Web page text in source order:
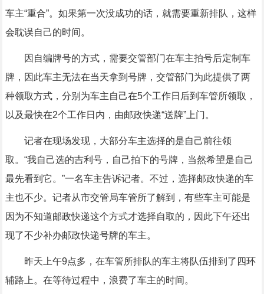
车主“重合”。如果第一次没成功的话，就需要重新排队，这样
会耽误自己的时间。
因自编牌号的方式，需要交管部门在车主拍号后定制车
牌，因此车主无法在当天拿到号牌，交管部门为此提供了两
种领取方式，分别为车主自己在5个工作日后到车管所领取，
以及最快在2个工作日内，由邮政快递“送牌”上门。
记者在现场发现，大部分车主选择的是自己前往领
取。“我自己选的吉利号，自己拍下的号牌，当然希望是自己
最先看到它。”一名车主告诉记者。不过，选择邮政快递的车
主也不少。记者从市交管局车管所了解到，有些车主可能是
因为不知道邮政快递这个方式才选择自取的，因此下午还出
现了不少补办邮政快递号牌的车主。
昨天上午9点多，在车管所排队的车主将队伍排到了四环
辅路上。在等待过程中，浪费了车主的时间。